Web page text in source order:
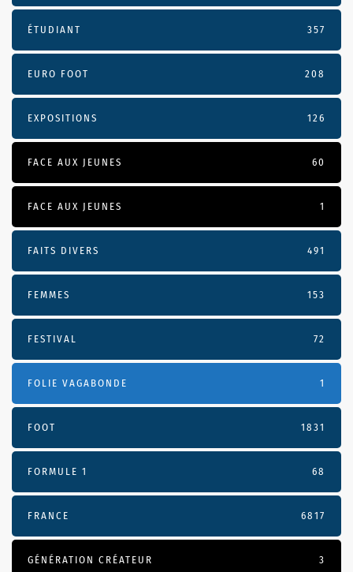
ÉTUDIANT 357
EURO FOOT 208
EXPOSITIONS 126
FACE AUX JEUNES 60
FACE AUX JEUNES 1
FAITS DIVERS 491
FEMMES 153
FESTIVAL 72
FOLIE VAGABONDE 1
FOOT 1831
FORMULE 1 68
FRANCE 6817
GÉNÉRATION CRÉATEUR 3